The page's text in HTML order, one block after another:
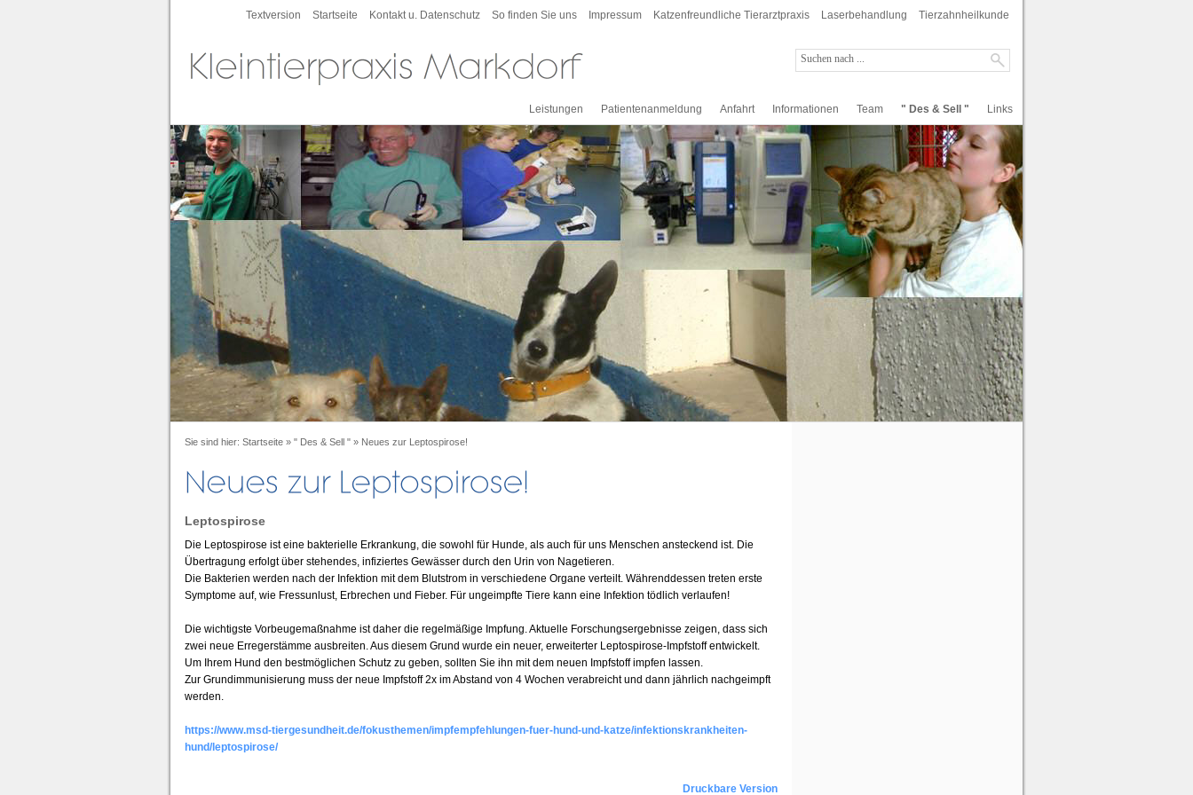
Textversion Startseite Kontakt u. Datenschutz So finden Sie uns Impressum Katzenfreundliche Tierarztpraxis Laserbehandlung Tierzahnheilkunde
Leistungen Patientenanmeldung Anfahrt Informationen Team " Des & Sell " Links
Sie sind hier: Startseite » " Des & Sell " » Neues zur Leptospirose!
Leptospirose
Die Leptospirose ist eine bakterielle Erkrankung, die sowohl für Hunde, als auch für uns Menschen ansteckend ist. Die
Übertragung erfolgt über stehendes, infiziertes Gewässer durch den Urin von Nagetieren.
Die Bakterien werden nach der Infektion mit dem Blutstrom in verschiedene Organe verteilt. Währenddessen treten erste
Symptome auf, wie Fressunlust, Erbrechen und Fieber. Für ungeimpfte Tiere kann eine Infektion tödlich verlaufen!
Die wichtigste Vorbeugemaßnahme ist daher die regelmäßige Impfung. Aktuelle Forschungsergebnisse zeigen, dass sich
zwei neue Erregerstämme ausbreiten. Aus diesem Grund wurde ein neuer, erweiterter Leptospirose-Impfstoff entwickelt.
Um Ihrem Hund den bestmöglichen Schutz zu geben, sollten Sie ihn mit dem neuen Impfstoff impfen lassen.
Zur Grundimmunisierung muss der neue Impfstoff 2x im Abstand von 4 Wochen verabreicht und dann jährlich nachgeimpft
werden.
https://www.msd-tiergesundheit.de/fokusthemen/impfempfehlungen-fuer-hund-und-katze/infektionskrankheiten-
hund/leptospirose/
Druckbare Version